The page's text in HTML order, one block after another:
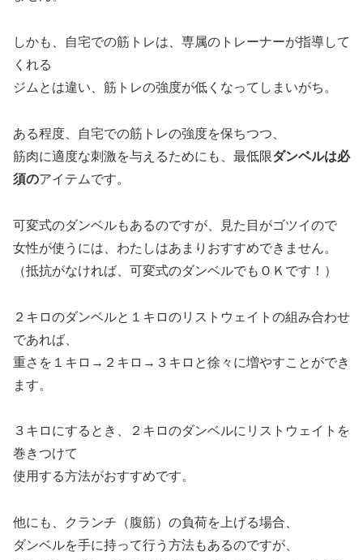
しかも、自宅での筋トレは、専属のトレーナーが指導して
くれる
ジムとは違い、筋トレの強度が低くなってしまいがち。
ある程度、自宅での筋トレの強度を保ちつつ、
筋肉に適度な刺激を与えるためにも、最低限ダンベルは必
須のアイテムです。
可変式のダンベルもあるのですが、見た目がゴツイので
女性が使うには、わたしはあまりおすすめできません。
（抵抗がなければ、可変式のダンベルでもＯＫです！）
２キロのダンベルと１キロのリストウェイトの組み合わせ
であれば、
重さを１キロ→２キロ→３キロと徐々に増やすことができ
ます。
３キロにするとき、２キロのダンベルにリストウェイトを
巻きつけて
使用する方法がおすすめです。
他にも、クランチ（腹筋）の負荷を上げる場合、
ダンベルを手に持って行う方法もあるのですが、